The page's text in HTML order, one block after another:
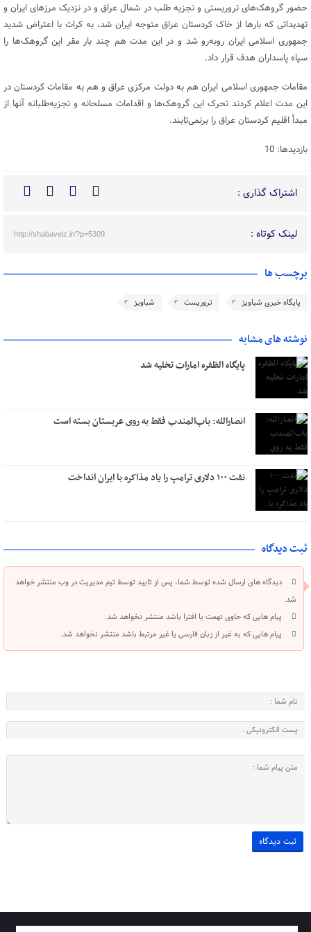
حضور گروهک‌های تروریستی و تجزیه طلب در شمال عراق و در نزدیک مرزهای ایران و
تهدیداتی که بارها از خاک کردستان عراق متوجه ایران شد، به کرات با اعتراض شدید
جمهوری اسلامی ایران روبه‌رو شد و در این مدت هم چند بار مقر این گروهک‌ها را
سپاه پاسداران هدف قرار داد.
مقامات جمهوری اسلامی ایران هم به دولت مرکزی عراق و هم به مقامات کردستان در
این مدت اعلام کردند تحرک این گروهک‌ها و اقدامات مسلحانه و تجزیه‌طلبانه آنها از
مبدأ اقلیم کردستان عراق را برنمی‌تابند.
بازدیدها: 10
اشتراک گذاری :
لینک کوتاه : http://shabaveiz.ir/?p=5309
برچسب ها
پایگاه خبری شباویز تروریست شباویز
نوشته های مشابه
پایگاه الظفره امارات تخلیه شد
انصارالله: باب‌المندب فقط به روی عربستان بسته است
نفت ۱۰۰ دلاری ترامپ را یاد مذاکره با ایران انداخت
ثبت دیدگاه
دیدگاه های ارسال شده توسط شما، پس از تایید توسط تیم مدیریت در وب منتشر خواهد
شد.
پیام هایی که حاوی تهمت یا افترا باشد منتشر نخواهد شد.
پیام هایی که به غیر از زبان فارسی یا غیر مرتبط باشد منتشر نخواهد شد.